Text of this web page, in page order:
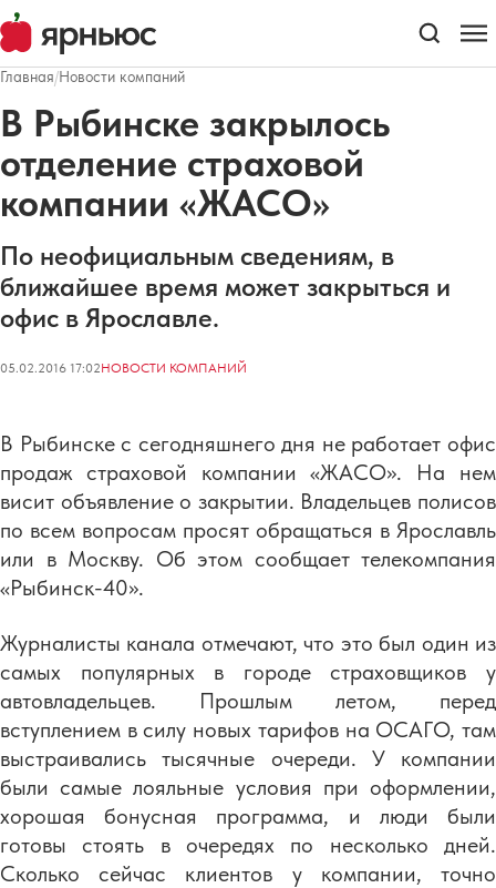
Главная/Новости компаний
В Рыбинске закрылось
отделение страховой
компании «ЖАСО»
По неофициальным сведениям, в
ближайшее время может закрыться и
офис в Ярославле.
05.02.2016 17:02НОВОСТИ КОМПАНИЙ
В Рыбинске с сегодняшнего дня не работает офис
продаж страховой компании «ЖАСО». На нем
висит объявление о закрытии. Владельцев полисов
по всем вопросам просят обращаться в Ярославль
или в Москву. Об этом сообщает телекомпания
«Рыбинск-40».
Журналисты канала отмечают, что это был один из
самых популярных в городе страховщиков у
автовладельцев. Прошлым летом, перед
вступлением в силу новых тарифов на ОСАГО, там
выстраивались тысячные очереди. У компании
были самые лояльные условия при оформлении,
хорошая бонусная программа, и люди были
готовы стоять в очередях по несколько дней.
Сколько сейчас клиентов у компании, точно